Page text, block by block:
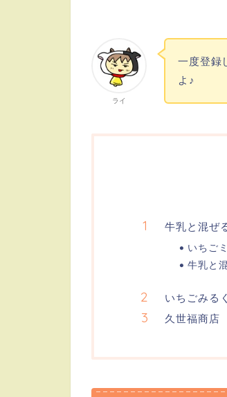
ライ
一度登録
よ♪
牛乳と混
いちご
牛乳と
いちごみる
久世福商